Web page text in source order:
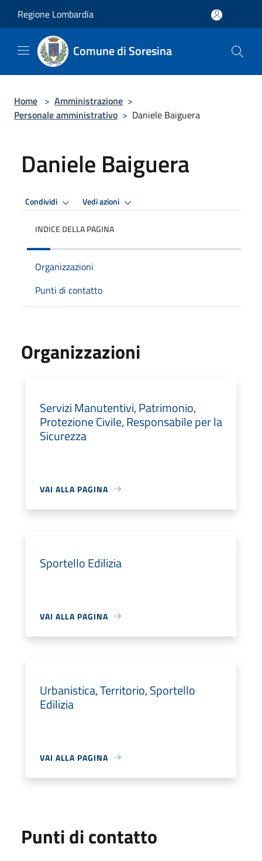
Regione Lombardia
Comune di Soresina
Home > Amministrazione >
Personale amministrativo > Daniele Baiguera
Daniele Baiguera
Condividi Vedi azioni
INDICE DELLA PAGINA
Organizzazioni
Punti di contatto
Organizzazioni
Servizi Manutentivi, Patrimonio,
Protezione Civile, Responsabile per la
Sicurezza
VAI ALLA PAGINA
Sportello Edilizia
VAI ALLA PAGINA
Urbanistica, Territorio, Sportello
Edilizia
VAI ALLA PAGINA
Punti di contatto